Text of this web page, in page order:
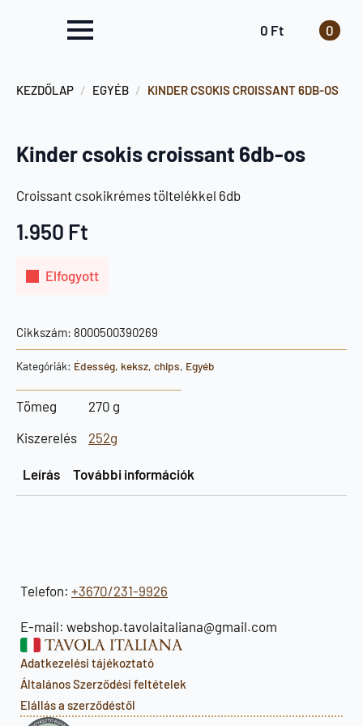
0 Ft 0
KEZDŐLAP EGYÉB KINDER CSOKIS CROISSANT 6DB-OS
Kinder csokis croissant 6db-os
Croissant csokikrémes töltelékkel 6db
1.950 Ft
Elfogyott
Cikkszám: 8000500390269
Kategóriák: Édesség, keksz, chips, Egyéb
Tömeg
270 g
Kiszerelés
252g
Leírás További információk
Telefon: +3670/231-9926
E-mail: webshop.tavolaitaliana@gmail.com
Adatkezelési tájékoztató
Általános Szerződési feltételek
Elállás a szerződéstől